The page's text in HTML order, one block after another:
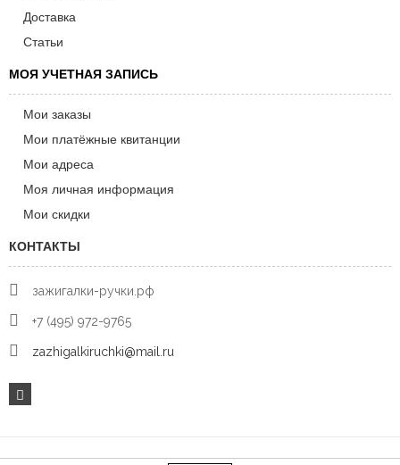
Доставка
Статьи
МОЯ УЧЕТНАЯ ЗАПИСЬ
Мои заказы
Мои платёжные квитанции
Мои адреса
Моя личная информация
Мои скидки
КОНТАКТЫ
зажигалки-ручки.рф
+7 (495) 972-9765
zazhigalkiruchki@mail.ru